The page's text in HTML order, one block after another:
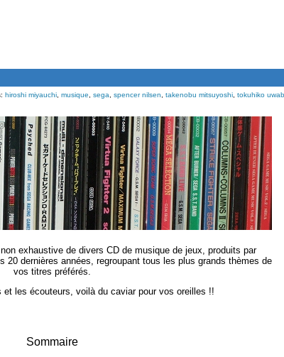
hiroshi miyauchi, musique sega spencer nilsen takenobu mitsuyoshi, tokuhiko
exhaustive de divers CD de musique de jeux, produits par
dernières années, regroupant tous les plus grands thèmes de
vos titres préférés.
et les écouteurs, voilà du caviar pour vos oreilles !!
Sommaire